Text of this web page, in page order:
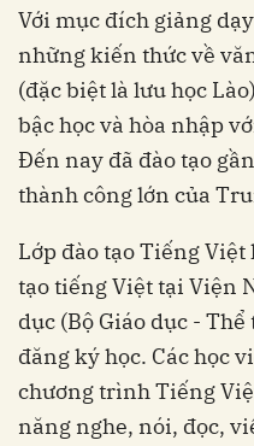
Với mục đích giảng
những kiến thức về
(đặc biệt là lưu học
bậc học và hòa nhập
Đến nay đã đào tạo
thành công lớn của
Lớp đào tạo Tiếng
tạo tiếng Việt tại Viện
dục (Bộ Giáo dục -
đăng ký học. Các học
chương trình Tiếng
năng nghe, nói, đọc,